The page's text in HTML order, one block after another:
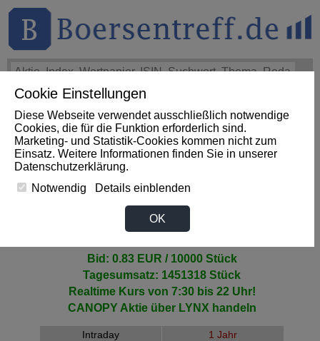
Cookie Einstellungen
Diese Webseite verwendet ausschließlich notwendige
Cookies, die für die Funktion erforderlich sind.
Marketing- und Statistik-Cookies kommen nicht zum
Einsatz. Weitere Informationen finden Sie in unserer
Datenschutzerklärung.
Notwendig
Details einblenden
OK
THEMEN HOT-STOCKS
CANOPY GROWTH Aktie
>CANOPY GROWTH AKTIENKURS
0.841 EUR +3.0% (TradegateBSX)
Bid: 0.83 EUR / 10000 Stück
Tagesumsatz: 1451318 Stück
Realtime Kurs von 7:30 bis 22 Uhr!
CANOPY Aktieüber LYNX handeln
Intraday 1 Jahr